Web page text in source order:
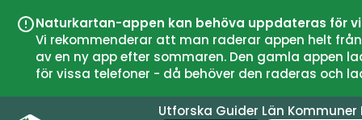
Naturkartan-appen kan behöva uppdateras för
Vi rekommenderar att man raderar appen helt
av en ny app efter sommaren. Den gamla
för vissa telefoner - då behöver den raderas och
Utforska Guider Län Kommuner